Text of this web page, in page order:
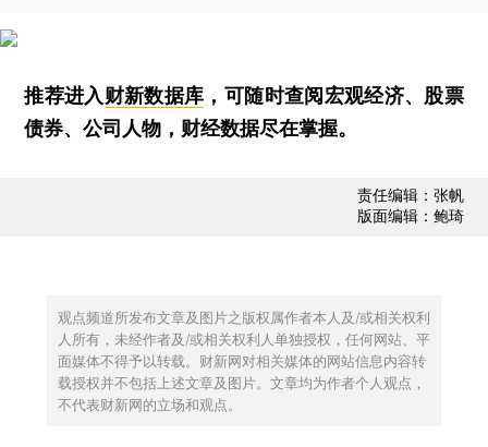
推荐进入财新数据库 ，可随时查阅宏观经济、股票
债券、公司人物，财经数据尽在掌握。
责任编辑：张帆
版面编辑：鲍琦
观点频道所发布文章及图片之版权属作者本人及/或相关权利
人所有，未经作者及/或相关权利人单独授权，任何网站、平
面媒体不得予以转载。财新网对相关媒体的网站信息内容转
载授权并不包括上述文章及图片。文章均为作者个人观点，
不代表财新网的立场和观点。